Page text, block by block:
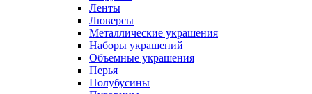
Ленты
Люверсы
Металлические украшения
Наборы украшений
Объемные украшения
Перья
Полубусины